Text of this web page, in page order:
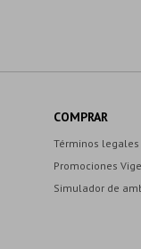
COMPRAR
Términos legales
Promociones
Simulador de